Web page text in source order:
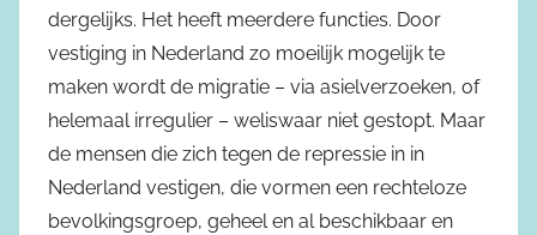
dergelijks. Het heeft meerdere functies. Door
vestiging in Nederland zo moeilijk mogelijk te
maken wordt de migratie – via asielverzoeken, of
helemaal irregulier – weliswaar niet gestopt. Maar
de mensen die zich tegen de repressie in in
Nederland vestigen, die vormen een rechteloze
bevolkingsgroep, geheel en al beschikbaar en